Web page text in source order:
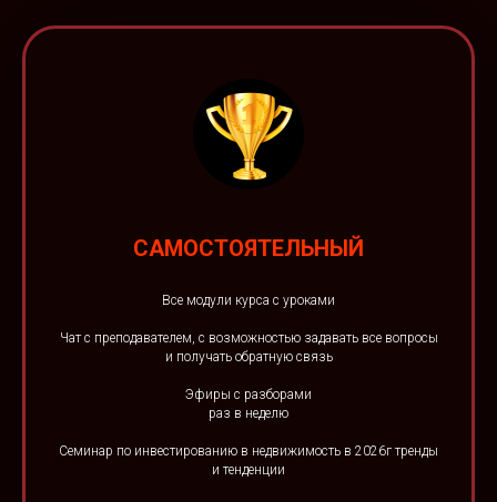
САМОСТОЯТЕЛЬНЫЙ
Все модули курса с уроками
Чат с преподавателем, с возможностью задавать все вопросы
и получать обратную связь
Эфиры с разборами
раз в неделю
Семинар по инвестированию в недвижимость в 2026г тренды
и тенденции